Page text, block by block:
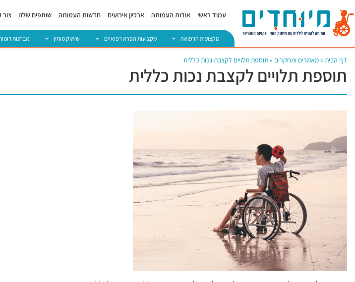
עמוד ראשי אודות העמותה ארכיון אירועים חדשות העמותה שותפים שלנו
מקצועות הרפואה מקצועות הפרא רפואיים שיתוק מוחין אבחנות
דף הבית »מאמרים ומחקרים »תוספת תלויים לקצבת נכות כללית
תוספת תלויים לקצבת נכות כללית